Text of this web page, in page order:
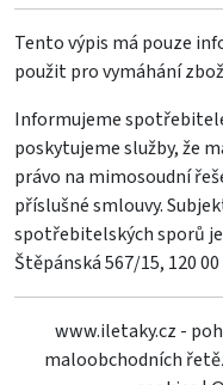
Tento výpis má pouze
použit pro vymáhání
Informujeme
poskytujeme služby, že
právo na mimosoudní
příslušné smlouvy.
spotřebitelských sporů
Štěpánská 567/15, 120 00
www.iletaky.cz -
maloobchodních